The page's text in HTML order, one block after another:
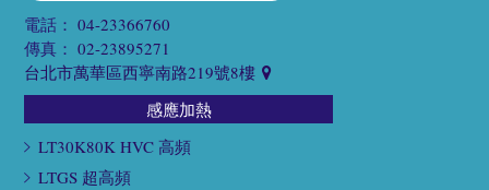
電話：04-23366760
傳真：02-23895271
台北市萬華區西寧南路219號8樓
感應加熱
LT30K80K HVC 高頻
LTGS 超高頻